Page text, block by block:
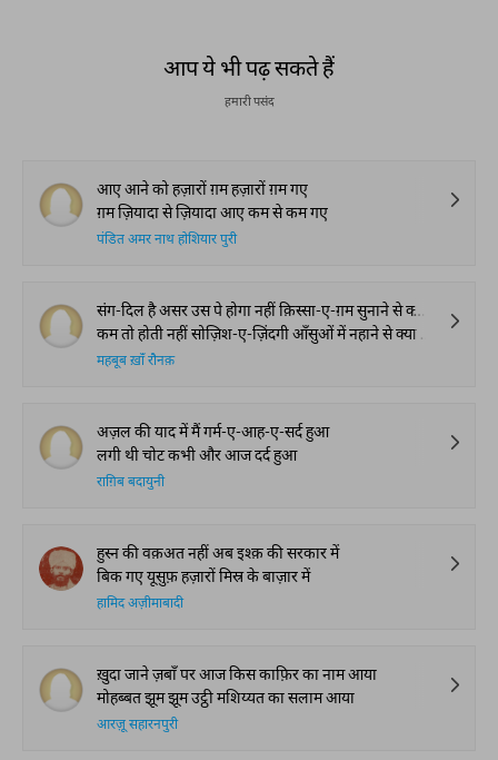
आप ये भी पढ़ सकते हैं
हमारी पसंद
आए आने को हज़ारों ग़म हज़ारों ग़म गए
ग़म ज़ियादा से ज़ियादा आए कम से कम गए
पंडित अमर नाथ होशियार पुरी
संग-दिल है असर उस पे होगा नहीं क़िस्सा-ए-ग़म सुनाने से क्या फ़ाएदा
कम तो होती नहीं सोज़िश-ए-ज़िंदगी आँसुओं में नहाने से क्या फ़ाएदा
महबूब ख़ाँ रौनक़
अज़ल की याद में मैं गर्म-ए-आह-ए-सर्द हुआ
लगी थी चोट कभी और आज दर्द हुआ
राग़िब बदायुनी
हुस्न की वक़अत नहीं अब इश्क़ की सरकार में
बिक गए यूसुफ़ हज़ारों मिस्र के बाज़ार में
हामिद अज़ीमाबादी
ख़ुदा जाने ज़बाँ पर आज किस काफ़िर का नाम आया
मोहब्बत झूम झूम उट्ठी मशिय्यत का सलाम आया
आरज़ू सहारनपुरी